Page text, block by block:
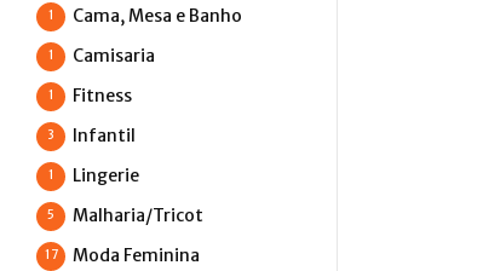
Cama, Mesa e Banho
1
Camisaria
1
Fitness
1
Infantil
3
Lingerie
1
Malharia/Tricot
5
Moda Feminina
17